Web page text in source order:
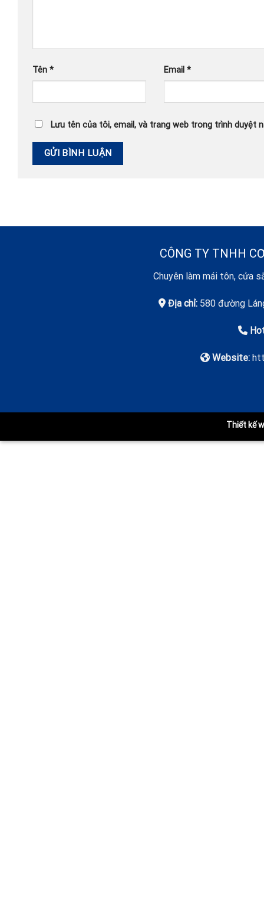
Tên * Email*
Lưu tên của tôi, email, và trang web trong trình duyệt
CÔNG TY TNHH
Chuyên làm mái tôn, cửa
Địa chỉ: 580 đường
Website:
Thiết kế